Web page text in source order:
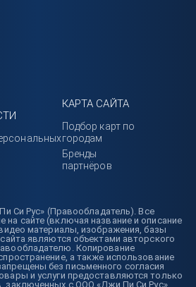
Си Рус» (Правообладатель). Все
сайте (включая название и описание
материалы, изображения, базы
являются объектами авторского
Копирование
а также использование
без письменного согласия
и услуги предоставляются только
заключенных с ООО «Джи Пи Си Рус».
КАРТА САЙТА
Подбор карт по
городам
Бренды
партнёров